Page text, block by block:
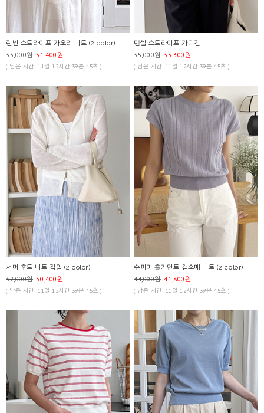
린넨 스트라이프 가오리 니트 (2 color)
33,000원 31,400원
( 남은 시간: 11일 12시간 39분 45초 )
텐셀 스트라이프 가디건
35,000원 33,300원
( 남은 시간: 11일 12시간 39분 45초 )
서머 후드 니트 집업 (2 color)
32,000원 30,400원
( 남은 시간: 11일 12시간 39분 45초 )
수피마 홀가먼트 캡소매 니트 (2 color)
44,000원 41,800원
( 남은 시간: 11일 12시간 39분 45초 )